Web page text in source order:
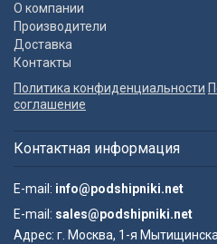
О компании
Производители
Доставка
Контакты
Политика конфиденциальности
соглашение
Контактная информация
E-mail: info@podshipniki.net
E-mail: sales@podshipniki.net
Адрес: г. Москва, 1-я